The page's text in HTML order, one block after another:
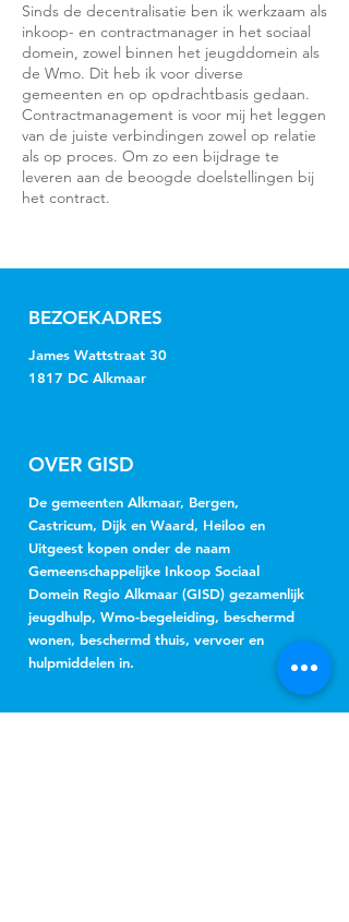
Sinds de decentralisatie ben ik werkzaam als
inkoop- en contractmanager in het sociaal
domein, zowel binnen het jeugddomein als
de Wmo. Dit heb ik voor diverse
gemeenten en op opdrachtbasis gedaan.
Contractmanagement is voor mij het leggen
van de juiste verbindingen zowel op relatie
als op proces. Om zo een bijdrage te
leveren aan de beoogde doelstellingen bij
het contract.
BEZOEKADRES
James Wattstraat 30
1817 DC Alkmaar
OVER GISD
De gemeenten Alkmaar, Bergen,
Castricum, Dijk en Waard, Heiloo en
Uitgeest kopen onder de naam
Gemeenschappelijke Inkoop Sociaal
Domein Regio Alkmaar (GISD) gezamenlijk
jeugdhulp, Wmo-begeleiding, beschermd
wonen, beschermd thuis, vervoer en
hulpmiddelen in.